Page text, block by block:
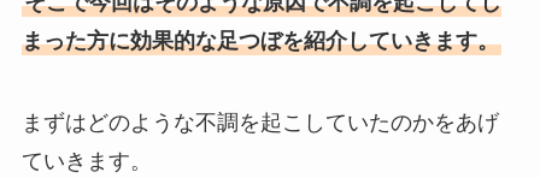
まった方に効果的な足つぼを紹介していきます。
まずはどのような不調を起こしていたのかをあげ
ていきます。